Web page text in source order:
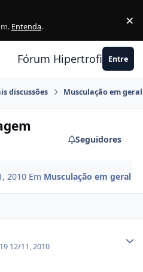
Entenda. ×
Fórum Hipertrofia.org
Entre
discussões Musculação em geral
Seguidores
2010 Em Musculação em geral
12/11, 2010